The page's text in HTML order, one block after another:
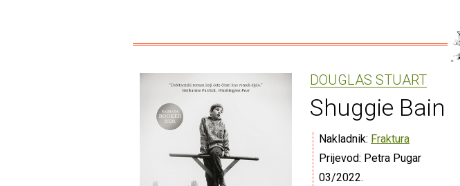
DOUGLAS STUART
Shuggie Bain
Nakladnik: Fraktura
Prijevod: Petra Pugar
03/2022.